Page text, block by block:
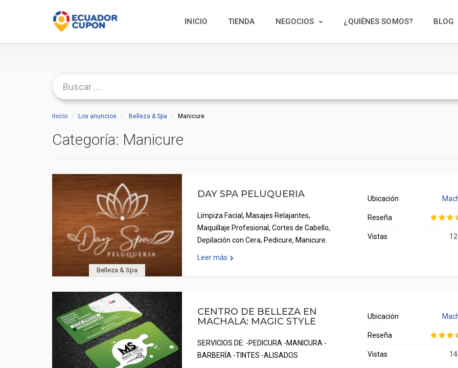
INICIO TIENDA NEGOCIOS ¿QUIÉNES SOMOS? BLOG
Inicio Los anuncios Belleza & Spa Manicure
Categoría: Manicure
Belleza & Spa
DAY SPA PELUQUERIA
Limpiza Facial, Masajes Relajantes,
Maquillaje Profesional, Cortes de Cabello,
Depilación con Cera, Pedicure, Manicure.
Leer más
Ubicación
Reseña
Vistas
CENTRO DE BELLEZA EN
MACHALA: MAGIC STYLE
SERVICIOS DE: -PEDICURA -MANICURA -
BARBERÍA -TINTES -ALISADOS
Ubicación
Reseña
Vistas